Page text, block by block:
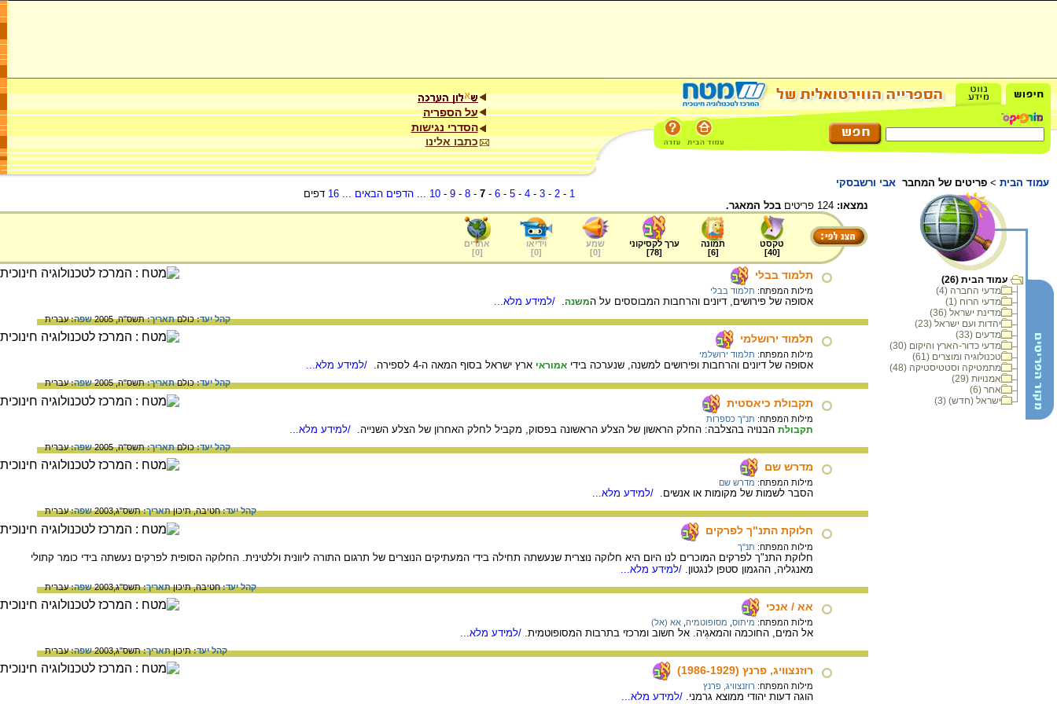
על הספריה
הסדרי נגישות
כתבו אלינו
עמוד הבית > פריטים של המחבר אבי ורשבסקי
עמוד הבית (26)
מדעי החברה (4)
מדעי הרוח (1)
מדינת ישראל (36)
יהדות ועם ישראל (23)
מדעים (33)
מדעי כדור-הארץ והיקום (30)
טכנולוגיה ומוצרים (61)
מתמטיקה וסטטיסטיקה (48)
אמנויות (29)
אחר (6)
ישראל (חדש) (3)
1
-
2
-
3
-
4
-
5
-
6
-
7
-
8
-
9
-
10
...הדפים הבאים ...
16 דפים
נמצאו:
בכל המאגר.
טקסט
[
40
]
תמונה
[
6
]
ערך לקסיקוני
[
78
]
שמע
[
0
]
וידיאו
[
0
]
אתרים
[
0
]
תלמוד בבלי
מילות המפתח: תלמוד בבלי
אסופה של פירושים, דיונים והרחבות המבוססים על המשנה. /למידע מלא...
קהל יעד:כולםתאריך:תשס"ה, 2005 שפה:עברית
תלמוד ירושלמי
מילות המפתח: תלמוד ירושלמי
אסוּפה של דיונים והרחבות ופירושים למשנה, שנערכה בידי אמוראי ארץ ישראל בסוף המאה ה-4 לספירה. /למידע מלא...
קהל יעד:כולםתאריך:תשס"ה, 2005 שפה:עברית
תקבולת כיאסטית
מילות המפתח: תנ"ך כספרות
תקבולת הבנויה בהצלבה: החלק הראשון של הצלע הראשונה בפסוק, מקביל לחלק האחרון של הצלע השנייה. /למידע מלא...
קהל יעד:כולםתאריך:תשס"ה, 2005 שפה:עברית
מדרש שם
מילות המפתח: מדרש שם
הסבר לשמות של מקומות או אנשים. /למידע מלא...
קהל יעד:חטיבה,תיכוןתאריך:תשס"ג,2003 שפה:עברית
חלוקת התנ"ך לפרקים
מילות המפתח: תנ"ך
חלוקת התנ"ך לפרקים המוכרים לנו היום היא חלוקה נוצרית שנעשתה תחילה בידי המעתיקים הנוצרים של תרגום התורה ליוונית וללטינית. החלוקה הסופית לפרקים נעשתה בידי כומר קתולי
מאנגליה, ההגמון סטפן לנגטון. /למידע מלא...
קהל יעד:חטיבה,תיכוןתאריך:תשס"ג,2003 שפה:עברית
אא / אנכי
מילות המפתח: מיתוס מסופוטמיה אא (אל)
אל המים, החוכמה והמאגְיה. אל חשוב ומרכזי בתרבות המסופוטמית. /למידע מלא...
קהל יעד:תיכוןתאריך:תשס"ג,2003 שפה:עברית
רוזנצוויג, פרנץ (1986-1929)
מילות המפתח: רוזנצוויג, פרנץ
הוגה דעות יהודי ממוצא גרמני. /למידע מלא...